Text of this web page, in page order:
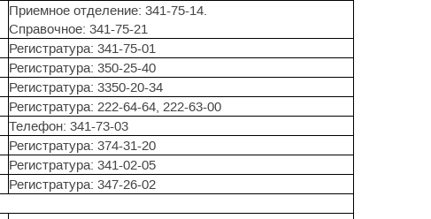
Приемное отделение: 341-75-14.
Cправочное: 341-75-21
Регистратура: 341-75-01
Регистратура: 350-25-40
Регистратура: 3350-20-34
Регистратура: 222-64-64, 222-63-00
Телефон: 341-73-03
Регистратура: 374-31-20
Регистратура: 341-02-05
Регистратура: 347-26-02